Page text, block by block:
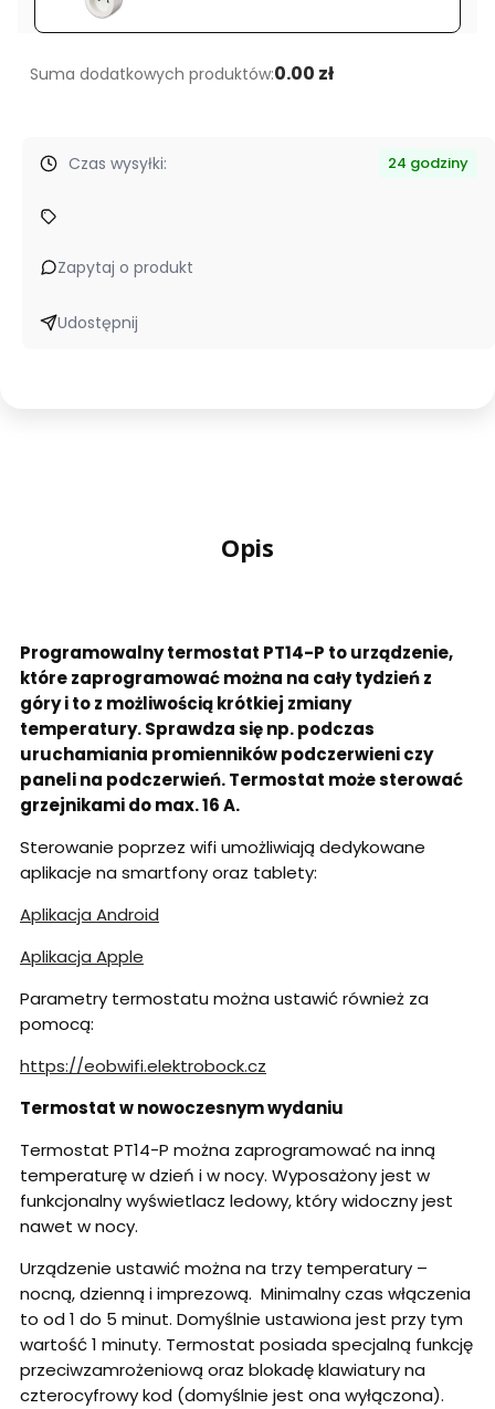
Suma dodatkowych produktów:0.00 zł
Czas wysyłki: 24 godziny
Zapytaj o produkt
Udostępnij
Opis
Programowalny termostat PT14-P to urządzenie,
które zaprogramować można na cały tydzień z
góry i to z możliwością krótkiej zmiany
temperatury. Sprawdza się np. podczas
uruchamiania promienników podczerwieni czy
paneli na podczerwień. Termostat może sterować
grzejnikami do max. 16 A.
Sterowanie poprzez wifi umożliwiają dedykowane
aplikacje na smartfony oraz tablety:
Aplikacja Android
Aplikacja Apple
Parametry termostatu można ustawić również za
pomocą:
https://eobwifi.elektrobock.cz
Termostat w nowoczesnym wydaniu
Termostat PT14-P można zaprogramować na inną
temperaturę w dzień i w nocy. Wyposażony jest w
funkcjonalny wyświetlacz ledowy, który widoczny jest
nawet w nocy.
Urządzenie ustawić można na trzy temperatury –
nocną, dzienną i imprezową. Minimalny czas włączenia
to od 1 do 5 minut. Domyślnie ustawiona jest przy tym
wartość 1 minuty. Termostat posiada specjalną funkcję
przeciwzamrożeniową oraz blokadę klawiatury na
czterocyfrowy kod (domyślnie jest ona wyłączona).